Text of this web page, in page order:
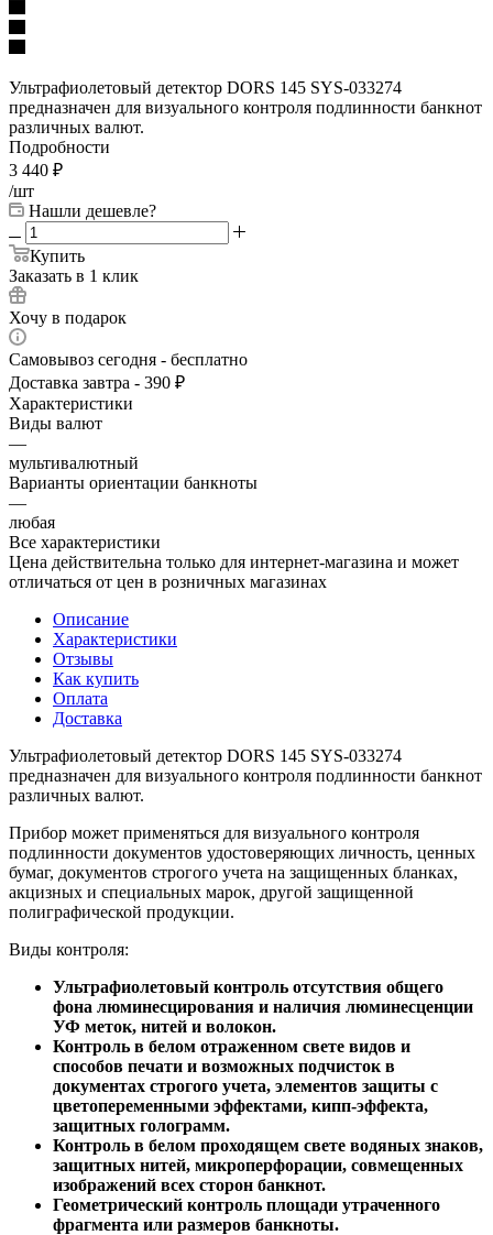
Ультрафиолетовый детектор DORS 145 SYS-033274
предназначен для визуального контроля подлинности банкнот
различных валют.
Подробности
3 440 ₽
/шт
Нашли дешевле?
Купить
Заказать в 1 клик
Хочу в подарок
Самовывоз сегодня - бесплатно
Доставка завтра - 390 ₽
Характеристики
Виды валют
—
мультивалютный
Варианты ориентации банкноты
—
любая
Все характеристики
Цена действительна только для интернет-магазина и может
отличаться от цен в розничных магазинах
Описание
Характеристики
Отзывы
Как купить
Оплата
Доставка
Ультрафиолетовый детектор DORS 145 SYS-033274
предназначен для визуального контроля подлинности банкнот
различных валют.
Прибор может применяться для визуального контроля
подлинности документов удостоверяющих личность, ценных
бумаг, документов строгого учета на защищенных бланках,
акцизных и специальных марок, другой защищенной
полиграфической продукции.
Виды контроля:
Ультрафиолетовый контроль отсутствия общего
фона люминесцирования и наличия люминесценции
УФ меток, нитей и волокон.
Контроль в белом отраженном свете видов и
способов печати и возможных подчисток в
документах строгого учета, элементов защиты с
цветопеременными эффектами, кипп-эффекта,
защитных голограмм.
Контроль в белом проходящем свете водяных знаков,
защитных нитей, микроперфорации, совмещенных
изображений всех сторон банкнот.
Геометрический контроль площади утраченного
фрагмента или размеров банкноты.